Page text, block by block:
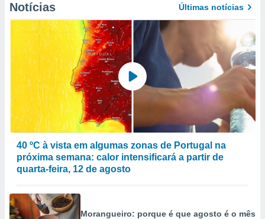
Notícias Últimas notícias
40 ºC à vista em algumas zonas de Portugal na
próxima semana: calor intensificará a partir de
quarta-feira, 12 de agosto
Morangueiro: porque é que agosto é o mês